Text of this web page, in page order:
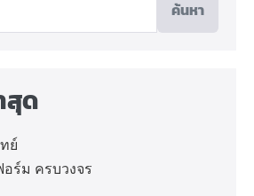
ค้นหา
สุด
ย์
ร์ม ครบวงจร